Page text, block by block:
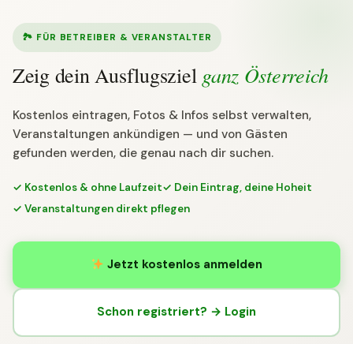
🏞 FÜR BETREIBER & VERANSTALTER
Zeig dein Ausflugsziel ganz Österreich
Kostenlos eintragen, Fotos & Infos selbst verwalten,
Veranstaltungen ankündigen — und von Gästen
gefunden werden, die genau nach dir suchen.
✓ Kostenlos & ohne Laufzeit✓ Dein Eintrag, deine Hoheit
✓ Veranstaltungen direkt pflegen
Jetzt kostenlos anmelden
Schon registriert? → Login